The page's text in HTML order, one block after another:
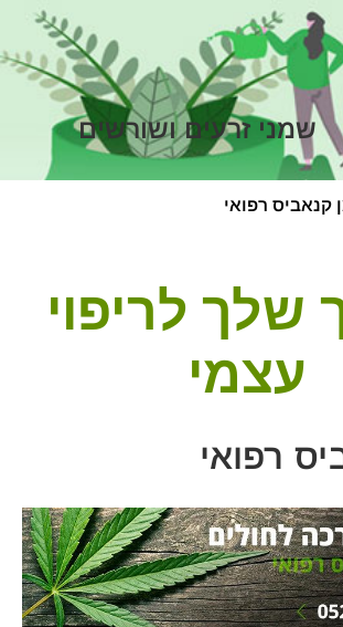
שמני זרעים ושורשים
קנאביס רפואי
שלך לריפוי
עצמי
רפואי